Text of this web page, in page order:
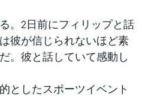
。2日前にフィリップと話
彼が信じられないほど素
。彼と話していて感動し
としたスポーツイベント